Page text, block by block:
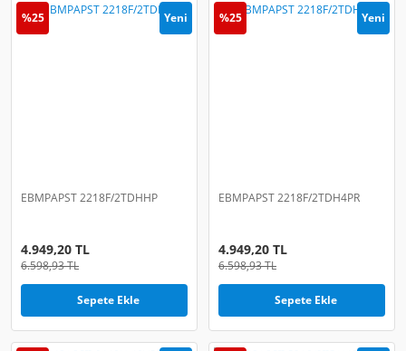
Yeni
EBMPAPST 2218F/2TDHHP
%25
4.949,20 TL
6.598,93 TL
Sepete Ekle
Yeni
EBMPAPST 2218F/2TDH4PR
%25
4.949,20 TL
6.598,93 TL
Sepete Ekle